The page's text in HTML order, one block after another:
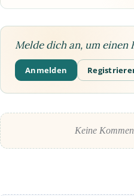
Melde dich an, um einen
Anmelden
Keine